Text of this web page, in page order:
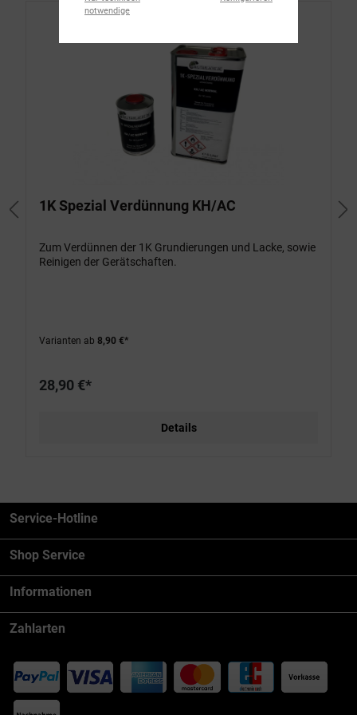
1K Spezial Verdünnung KH/AC
Zum Verdünnen der 1K Grundierungen und Lacke, sowie
Reinigen der Gerätschaften.
Varianten ab 8,90 €*
28,90 €*
Details
Service-Hotline
Shop Service
Informationen
Zahlarten
notwendige